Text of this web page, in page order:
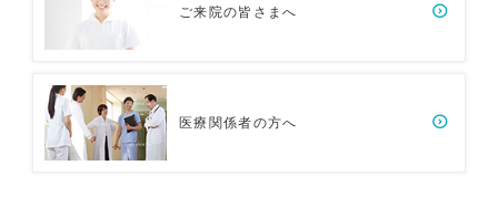
ご来院の皆さまへ
医療関係者の方へ